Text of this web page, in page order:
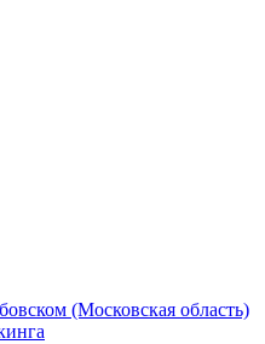
(Московская область)